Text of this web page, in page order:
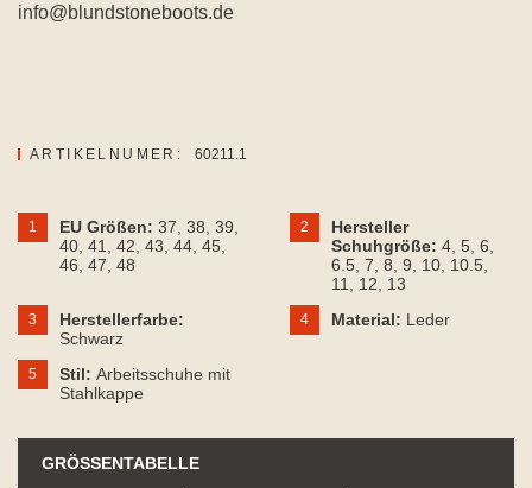
info@blundstoneboots.de
ARTIKELNUMER: 60211.1
1 EU Größen: 37 , 38 , 39
40 , 41 , 42 , 43 , 44 , 45
46 , 47 , 48
2
Hersteller
Schuhgröße: 4 , 5 , 6
6.5 , 7 , 8 , 9 , 10 , 10.5
11
, 12 , 13
3
Herstellerfarbe:
Schwarz
4 Material: Leder
5 Stil: Arbeitsschuhe mit
Stahlkappe
GRÖSSENTABELLE